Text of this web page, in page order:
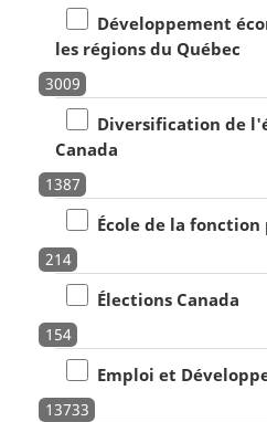
Développement
les régions du Québec
3009
Diversification de
Canada
1387
École de la fonction
214
Élections Canada
154
Emploi et
13733